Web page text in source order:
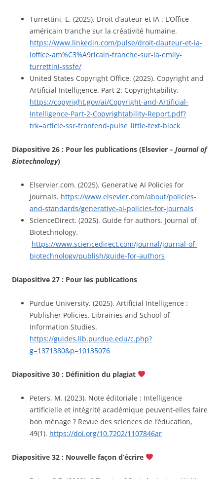
Turrettini, E. (2025). Droit d’auteur et IA : L’Office
américain tranche sur la créativité humaine.
https://www.linkedin.com/pulse/droit-dauteur-et-ia-
loffice-am%C3%A9ricain-tranche-sur-la-emily-
turrettini-sssfe/
United States Copyright Office. (2025). Copyright and
Artificial Intelligence. Part 2: Copyrightability.
https://copyright.gov/ai/Copyright-and-Artificial-
Intelligence-Part-2-Copyrightability-Report.pdf?
trk=article-ssr-frontend-pulse_little-text-block
Diapositive 26 : Pour les publications (Elsevier – Journal of
Biotechnology)
Elservier.com. (2025). Generative AI Policies for
Journals. https://www.elsevier.com/about/policies-
and-standards/generative-ai-policies-for-journals
ScienceDirect. (2025). Guide for authors. Journal of
Biotechnology.
https://www.sciencedirect.com/journal/journal-of-
biotechnology/publish/guide-for-authors
Diapositive 27 : Pour les publications
Purdue University. (2025). Artificial Intelligence :
Publisher Policies. Librairies and School of
Information Studies.
https://guides.lib.purdue.edu/c.php?
g=1371380&p=10135076
Diapositive 30 : Définition du plagiat
Peters, M. (2023). Note éditoriale : Intelligence
artificielle et intégrité académique peuvent-elles faire
bon ménage ? Revue des sciences de l’éducation,
49(1). https://doi.org/10.7202/1107846ar
Diapositive 32 : Nouvelle façon d’écrire